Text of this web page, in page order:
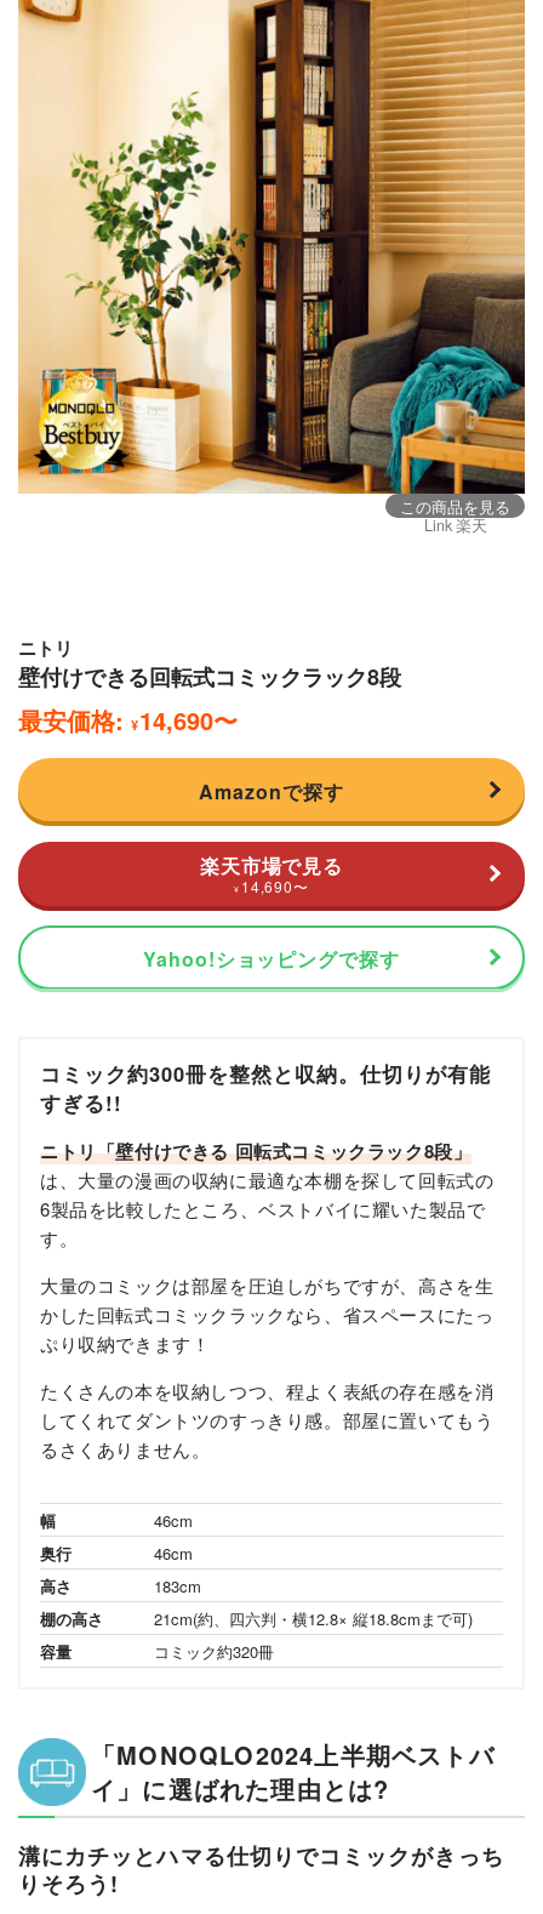
この商品を見る
Link 楽天
ニトリ
壁付けできる回転式コミックラック8段
最安価格: ¥14,690〜
Amazonで探す
楽天市場で見る
¥ 14,690〜
Yahoo!ショッピングで探す
コミック約300冊を整然と収納。仕切りが有能
すぎる!!
ニトリ「壁付けできる 回転式コミックラック8段」
は、大量の漫画の収納に最適な本棚を探して回転式の
6製品を比較したところ、ベストバイに耀いた製品で
す。
大量のコミックは部屋を圧迫しがちですが、高さを生
かした回転式コミックラックなら、省スペースにたっ
ぷり収納できます！
たくさんの本を収納しつつ、程よく表紙の存在感を消
してくれてダントツのすっきり感。部屋に置いてもう
るさくありません。
幅
46cm
奥行
46cm
高さ
183cm
棚の高さ
21cm(約、四六判・横12.8× 縦18.8cmまで可)
容量
コミック約320冊
「MONOQLO2024上半期ベストバ
イ」に選ばれた理由とは?
溝にカチッとハマる仕切りでコミックがきっち
りそろう!